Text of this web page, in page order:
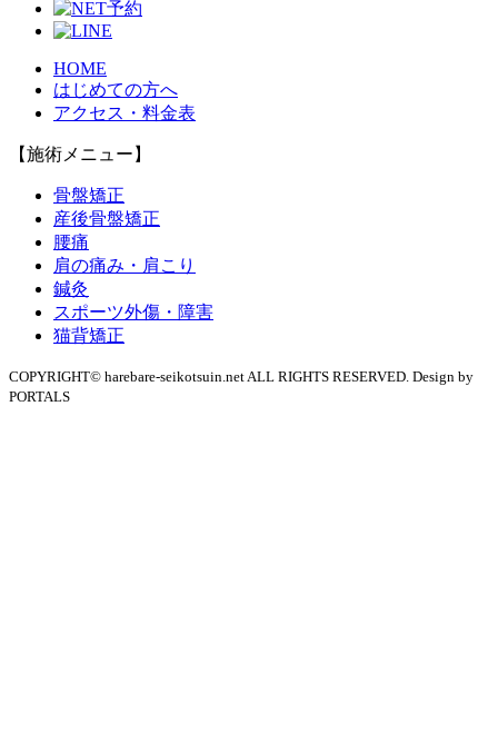
HOME
はじめての方へ
アクセス・料金表
【施術メニュー】
骨盤矯正
産後骨盤矯正
腰痛
肩の痛み・肩こり
鍼灸
スポーツ外傷・障害
猫背矯正
COPYRIGHT© harebare-seikotsuin.net ALL RIGHTS RESERVED. Design by
PORTALS